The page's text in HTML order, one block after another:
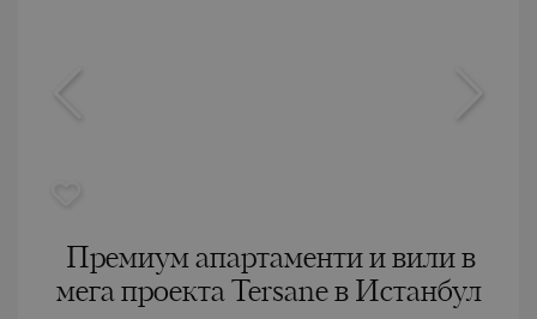
Премиум апартаменти и вили в
мега проекта Tersane в Истанбул